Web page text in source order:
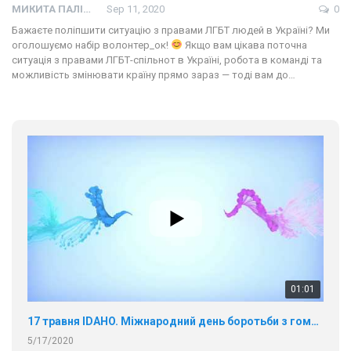
МИКИТА ПАЛІЙ Sep 11, 2020
0
Бажаєте поліпшити ситуацію з правами ЛГБТ людей в Україні? Ми
оголошуємо набір волонтер_ок!
Якщо вам цікава поточна
ситуація з правами ЛГБТ-спільнот в Україні, робота в команді та
можливість змінювати країну прямо зараз — тоді вам до…
01:01
17 травня IDAHO. Міжнародний день боротьби з гомофобією трансфобією і біфобія.
5/17/2020